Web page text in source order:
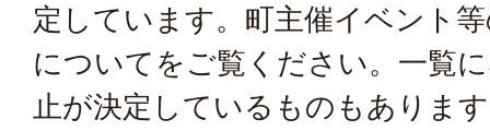
定しています。 町主催イベント
について をご覧ください。一覧
止が決定しているものもありま